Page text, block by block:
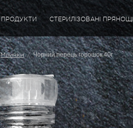
ПРОДУКТИ СТЕРИЛІЗОВАНІ ПРЯНОЩІ
Млинки / Чорний перець горошок 40г